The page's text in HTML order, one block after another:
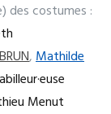
des costumes :
,Mathilde
Menut